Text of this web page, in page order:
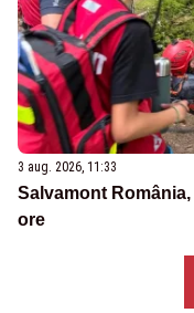
3 aug. 2026, 11:33
Salvamont
ore